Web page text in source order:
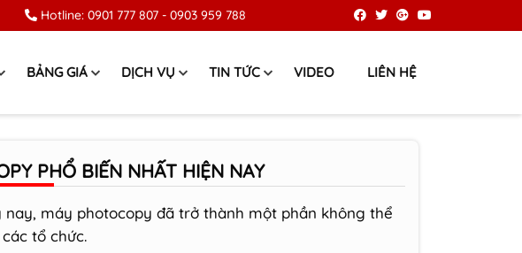
Hotline: 0901 777 807- 0903 959 788
BẢNG GIÁ DỊCH VỤ TIN TỨC VIDEO LIÊN HỆ
PHỔ BIẾN NHẤT HIỆN NAY
máy photocopy đã trở thành một phần không thể
tổ chức.